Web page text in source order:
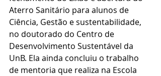
Aterro Sanitário para alunos de
Ciência, Gestão e sustentabilidade,
no doutorado do Centro de
Desenvolvimento Sustentável da
UnB. Ela ainda concluiu o trabalho
de mentoria que realiza na Escola